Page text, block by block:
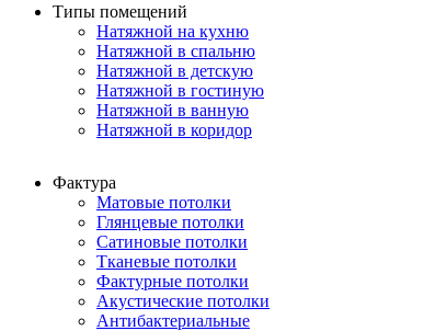
Типы помещений
Натяжной на кухню
Натяжной в спальню
Натяжной в детскую
Натяжной в гостиную
Натяжной в ванную
Натяжной в коридор
Фактура
Матовые потолки
Глянцевые потолки
Сатиновые потолки
Тканевые потолки
Фактурные потолки
Акустические потолки
Антибактериальные